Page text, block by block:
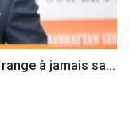
à jamais sa...